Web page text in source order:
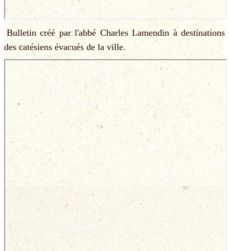
Bulletin créé par l'abbé Charles Lamendin à destinations
des catésiens évacués de la ville.